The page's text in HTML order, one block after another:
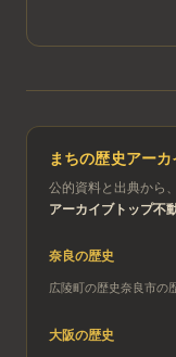
まちの歴史アーカ
公的資料と出典から
アーカイブトップ不
奈良の歴史
広陵町の歴史奈良市の
大阪の歴史